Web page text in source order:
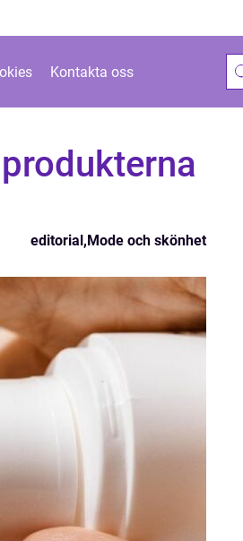
Kontakta oss
editorial,Mode och skönhet